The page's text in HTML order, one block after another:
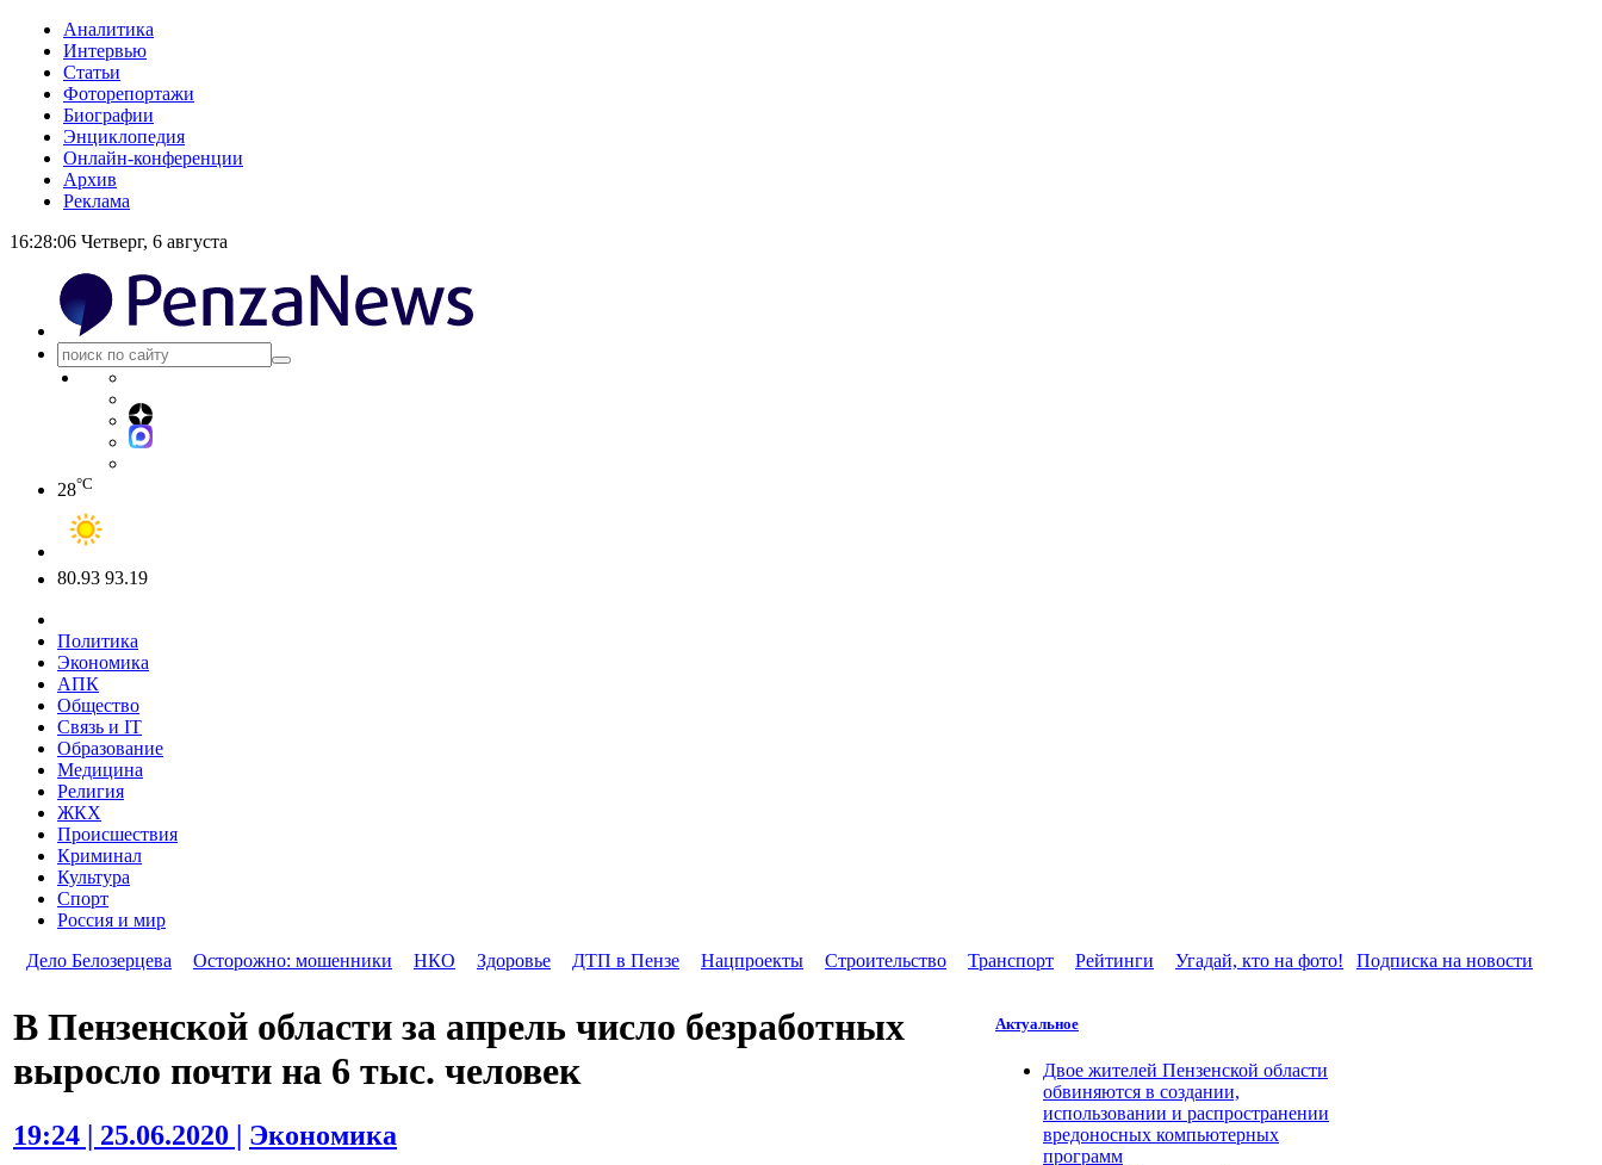
Аналитика
Интервью
Статьи
Фоторепортажи
Биографии
Энциклопедия
Онлайн-конференции
Архив
Реклама
16:28:06 Четверг, 6 августа
28°C
80.93 93.19
Политика
Экономика
АПК
Общество
Связь и IT
Образование
Медицина
Религия
ЖКХ
Происшествия
Криминал
Культура
Спорт
Россия и мир
Дело Белозерцева
Осторожно: мошенники НКО Здоровье ДТП в Пензе Нацпроекты Строительство Транспорт Рейтинги Угадай, кто на фото! Подписка на новости
В Пензенской области за апрель число безработных
выросло почти на 6 тыс. человек
19:24 | 25.06.2020 | Экономика
Актуальное
Двое жителей Пензенской области
обвиняются в создании,
использовании и распространении
вредоносных компьютерных
программ